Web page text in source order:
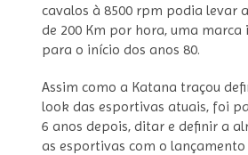
cavalos à 8500 rpm podia levar
de 200 Km por hora, uma
para o início dos anos 80.
Assim como a Katana traçou
look das esportivas atuais, foi
6 anos depois, ditar e definir a
as esportivas com o